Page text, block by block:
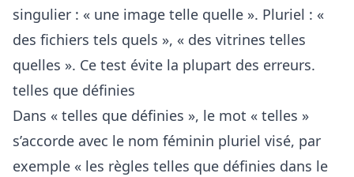
singulier : « une image telle quelle ». Pluriel : «
des fichiers tels quels », « des vitrines telles
quelles ». Ce test évite la plupart des erreurs.
telles que définies
Dans « telles que définies », le mot « telles »
s’accorde avec le nom féminin pluriel visé, par
exemple « les règles telles que définies dans le